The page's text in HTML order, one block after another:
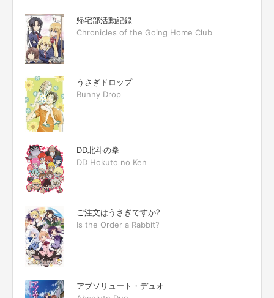
帰宅部活動記録
Chronicles of the Going Home Club
うさぎドロップ
Bunny Drop
DD北斗の拳
DD Hokuto no Ken
ご注文はうさぎですか?
Is the Order a Rabbit?
アブソリュート・デュオ